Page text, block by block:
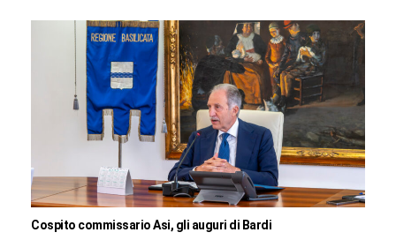
Cospito commissario Asi, gli auguri di Bardi